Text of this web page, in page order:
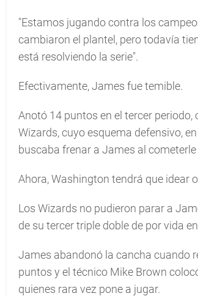
"Estamos jugando contra los
cambiaron el plantel, pero todavía
está resolviendo la serie".
Efectivamente, James fue temible.
Anotó 14 puntos en el tercer
Wizards, cuyo esquema defensivo,
buscaba frenar a James al
Ahora, Washington tendrá que idear
Los Wizards no pudieron parar a
de su tercer triple doble de por vida
James abandonó la cancha cuando
puntos y el técnico Mike Brown
quienes rara vez pone a jugar.